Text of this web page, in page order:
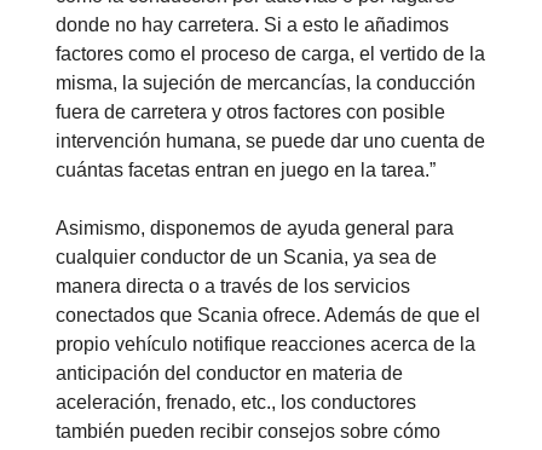
donde no hay carretera. Si a esto le añadimos
factores como el proceso de carga, el vertido de la
misma, la sujeción de mercancías, la conducción
fuera de carretera y otros factores con posible
intervención humana, se puede dar uno cuenta de
cuántas facetas entran en juego en la tarea.”
Asimismo, disponemos de ayuda general para
cualquier conductor de un Scania, ya sea de
manera directa o a través de los servicios
conectados que Scania ofrece. Además de que el
propio vehículo notifique reacciones acerca de la
anticipación del conductor en materia de
aceleración, frenado, etc., los conductores
también pueden recibir consejos sobre cómo